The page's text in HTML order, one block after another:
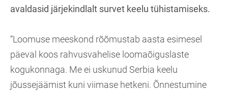
avaldasid järjekindlalt survet keelu tühistamiseks.
“Loomuse meeskond rõõmustab aasta esimesel
päeval koos rahvusvahelise loomaõiguslaste
kogukonnaga. Me ei uskunud Serbia keelu
jõussejäämist kuni viimase hetkeni. Õnnestumine